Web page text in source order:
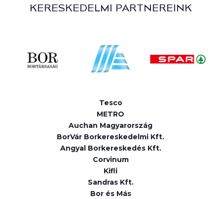
KERESKEDELMI PARTNEREINK
Tesco
METRO
Auchan Magyarország
BorVár Borkereskedelmi Kft.
Angyal Borkereskedés Kft.
Corvinum
Kifli
Sandras Kft.
Bor és Más